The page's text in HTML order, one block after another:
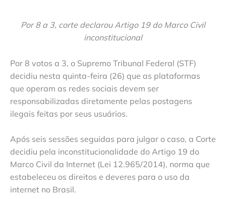
Por 8 a 3, corte declarou Artigo 19 do Marco Civil
inconstitucional
Por 8 votos a 3, o Supremo Tribunal Federal (STF)
decidiu nesta quinta-feira (26) que as plataformas
que operam as redes sociais devem ser
responsabilizadas diretamente pelas postagens
ilegais feitas por seus usuários.
Após seis sessões seguidas para julgar o caso, a Corte
decidiu pela inconstitucionalidade do Artigo 19 do
Marco Civil da Internet (Lei 12.965/2014), norma que
estabeleceu os direitos e deveres para o uso da
internet no Brasil.